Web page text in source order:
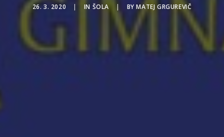
26. 3. 2020 | IN ŠOLA | BYMATEJ GRGUREVIČ